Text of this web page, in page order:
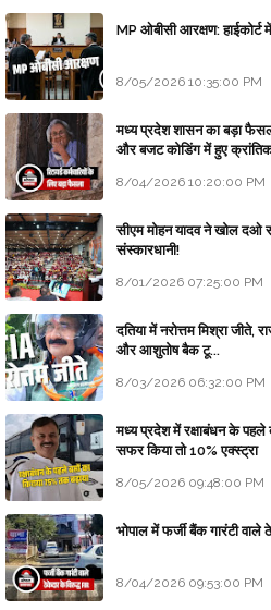
MP ओबीसी आरक्षण: हाईकोर्ट में
8/05/2026 10:35:00 PM
मध्य प्रदेश शासन का बड़ा
और बजट कोडिंग में हुए
8/04/2026 10:20:00 PM
सीएम मोहन यादव ने खोल दओ
संस्कारधानी!
8/01/2026 07:25:00 PM
दतिया में नरोत्तम मिश्रा जीते,
और आशुतोष बैक टू...
8/03/2026 06:32:00 PM
मध्य प्रदेश में रक्षाबंधन के पहले
सफर किया तो 10% एक्स्ट्रा
8/05/2026 09:48:00 PM
भोपाल में फर्जी बैंक गारंटी वाले
8/04/2026 09:53:00 PM